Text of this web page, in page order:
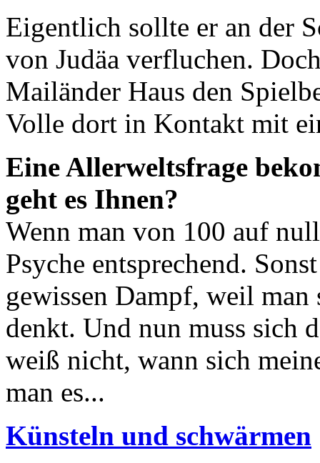
Eigentlich sollte er an der
von Judäa verfluchen.
Mailänder Haus den
Volle dort in Kontakt mit
Eine Allerweltsfrage
geht es Ihnen?
Wenn man von 100 auf
Psyche entsprechend.
gewissen Dampf, weil man
denkt. Und nun muss sich
weiß nicht, wann sich
man es...
Künsteln und schwärmen